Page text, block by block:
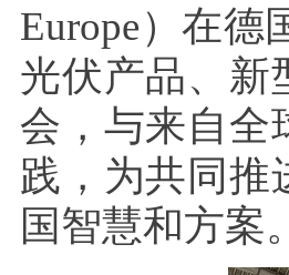
Europe）在德
光伏产品、新
会，与来自全
践，为共同推
国智慧和方案。